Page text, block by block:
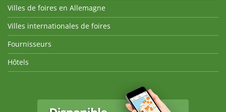
Villes de foires en Allemagne
Villes internationales de foires
Fournisseurs
Hôtels